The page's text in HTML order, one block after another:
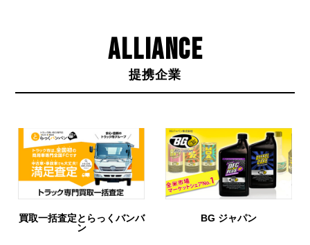
ALLIANCE
提携企業
BG ジャパン URIHO